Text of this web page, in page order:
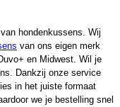
hondenkussens. Wij
van ons eigen merk
en Midwest. Wil je
Dankzij onze service
in het juiste formaat
we je bestelling snel